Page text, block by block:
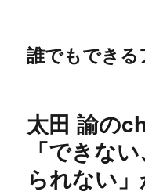
誰でもできる
太田 諭の
「できな
られない